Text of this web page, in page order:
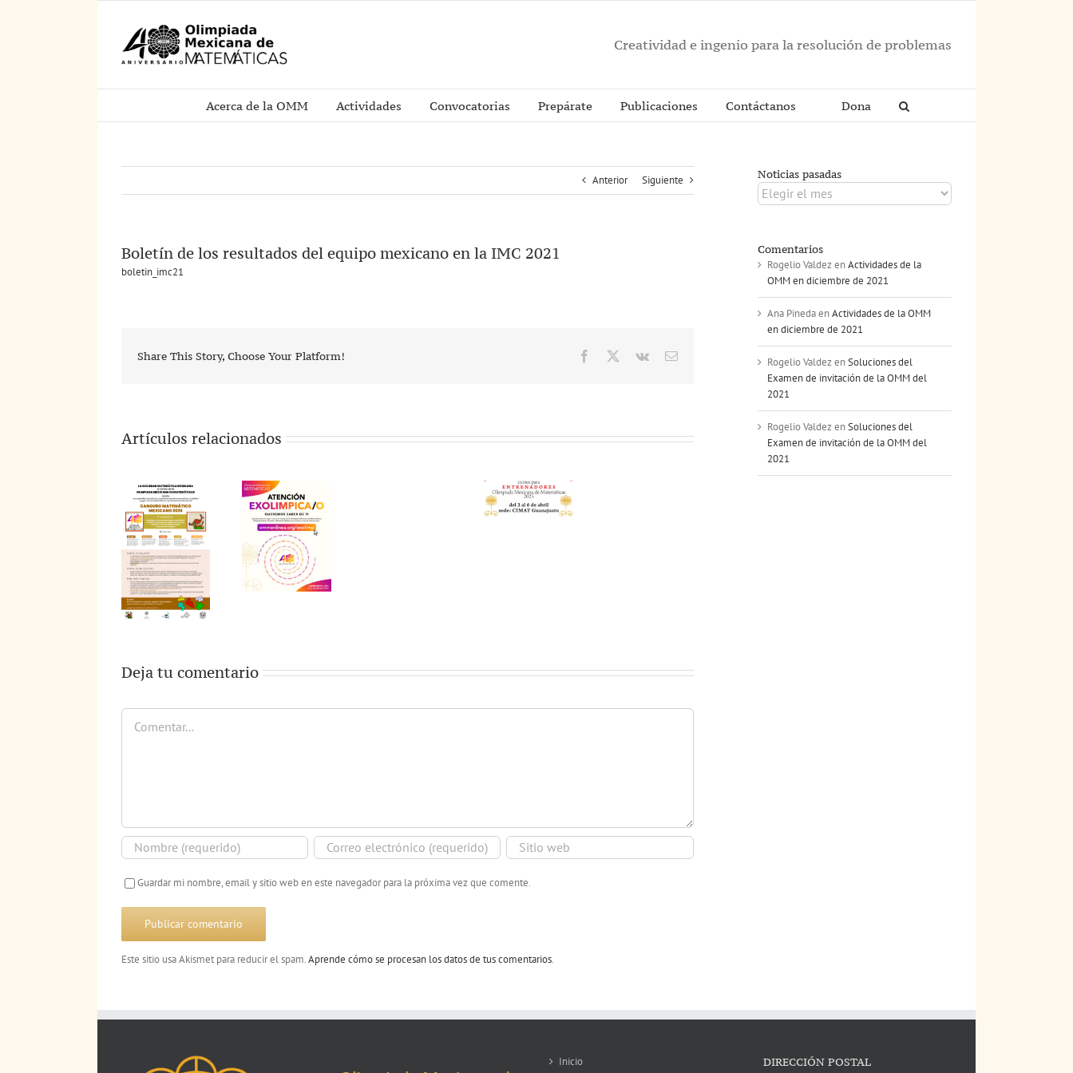
Creatividad e ingenio para la resolución de problemas
Acerca de la OMM Actividades Convocatorias Prepárate Publicaciones Contáctanos Dona
Anterior Siguiente
Boletín de los resultados del equipo mexicano en la IMC 2021
boletin_imc21
Share This Story, Choose Your Platform! Facebook Vk
Correo
Artículos relacionados
Deja tu comentario
Comentar
Guardar mi nombre, email y sitio web en este navegador para la próxima vez que comente.
Este sitio usa Akismet para reducir el spam.Aprende cómo se procesan los datos de tus comentarios.
Noticias pasadas
Noticias
pasadas
Comentarios
Rogelio ValdezenActividades de la
OMM en diciembre de 2021
Ana PinedaenActividades de la OMM
en diciembre de 2021
Rogelio ValdezenSoluciones del
Examen de invitación de la OMM del
2021
Rogelio ValdezenSoluciones del
Examen de invitación de la OMM del
2021
Inicio DIRECCIÓN POSTAL